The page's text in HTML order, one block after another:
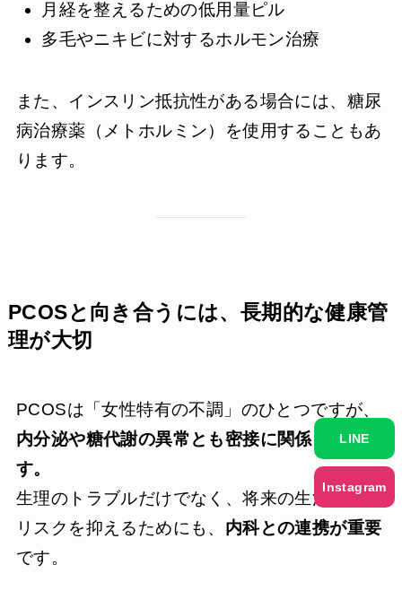
月経を整えるための低用量ピル
多毛やニキビに対するホルモン治療
また、インスリン抵抗性がある場合には、糖尿
病治療薬（メトホルミン）を使用することもあ
ります。
PCOSと向き合うには、長期的な健康管
理が大切
PCOSは「女性特有の不調」のひとつですが、
内分泌や糖代謝の異常とも密接に関係していま
す。
生理のトラブルだけでなく、将来の生活習慣病
リスクを抑えるためにも、 内科との連携が重要
です。
LINE
Instagram